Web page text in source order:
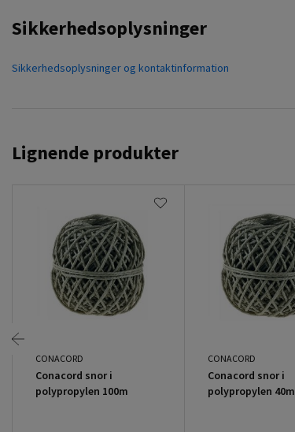
Sikkerhedsoplysninger
Sikkerhedsoplysninger og kontaktinformation
Lignende produkter
CONACORD
Conacord snor i
polypropylen 100m
CONACORD
Conacord snor i
polypropylen 40m